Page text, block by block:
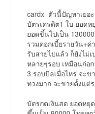
cardx ตัวนี้ปัญหาเยอ
บัตรเครดิต1 ใบ ยอด
ยอดขึ้นไปเป็น
รวมดอกเบี้ยรายวัน+
รับสายไปแล้ว ก็ยังไม่
หลายๆรอบ เหมือนก่อ
3 รอบบิลเมื่อไหร่ จะข
ทวงมาก จะขายตั้งแต่
บัตรกดเงินสด ยอดหยุ